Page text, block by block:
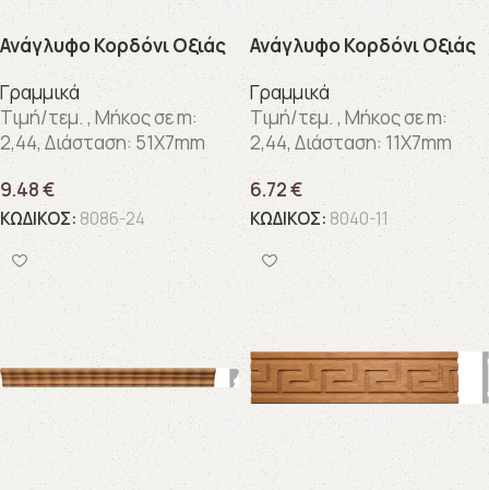
Ανάγλυφo Κορδόνι Οξιάς
Γραμμικά
Τιμή/τεμ. , Μήκος σε m:
2,44, Διάσταση: 51X7mm
9.48€
ΚΩΔΙΚΟΣ: 8086-24
Ανάγλυφo Κορδόνι Οξιάς
Γραμμικά
Τιμή/τεμ. , Μήκος σε m:
2,44, Διάσταση: 11X7mm
6.72€
ΚΩΔΙΚΟΣ: 8040-11